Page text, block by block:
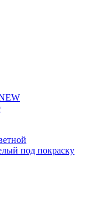
под покраску